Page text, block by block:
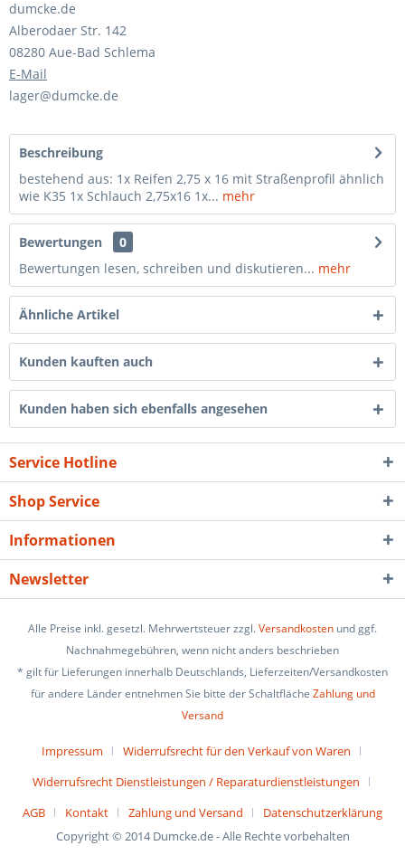
dumcke.de
Alberodaer Str. 142
08280 Aue-Bad Schlema
E-Mail
lager@dumcke.de
Beschreibung
bestehend aus: 1x Reifen 2,75 x 16 mit Straßenprofil ähnlich
wie K35 1x Schlauch 2,75x16 1x... mehr
Bewertungen
0
Bewertungen lesen, schreiben und diskutieren... mehr
Ähnliche Artikel
Kunden kauften auch
Kunden haben sich ebenfalls angesehen
Service Hotline
Shop Service
Informationen
Newsletter
Alle Preise inkl. gesetzl. Mehrwertsteuer zzgl.Versandkosten und ggf.
Nachnahmegebühren, wenn nicht anders beschrieben
* gilt für Lieferungen innerhalb Deutschlands, Lieferzeiten/Versandkosten
für andere Länder entnehmen Sie bitte der Schaltfläche Zahlung und
Versand
Impressum
Widerrufsrecht für den Verkauf von Waren
Widerrufsrecht Dienstleistungen / Reparaturdienstleistungen
AGB
Kontakt Zahlung und Versand
Datenschutzerklärung
Copyright © 2014 Dumcke.de - Alle Rechte vorbehalten